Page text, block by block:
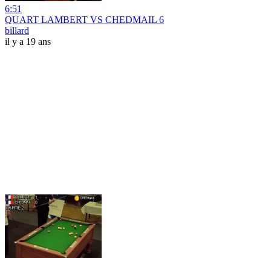
6:51
QUART LAMBERT VS CHEDMAIL 6
billard
il y a 19 ans